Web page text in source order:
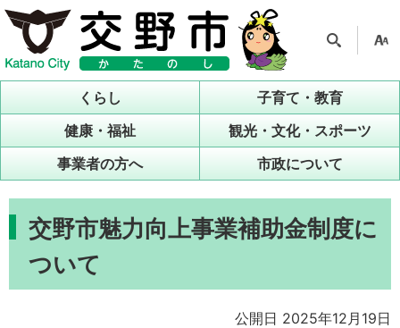
ル
くらし
子育て・教育
健康・福祉
観光・文化・スポーツ
事業者の方へ
市政について
交野市魅力向上事業補助金制度に
ついて
公開日 2025年12月19日